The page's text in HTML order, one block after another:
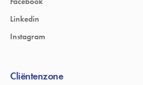
Linkedin
Instagram
Cliëntenzone